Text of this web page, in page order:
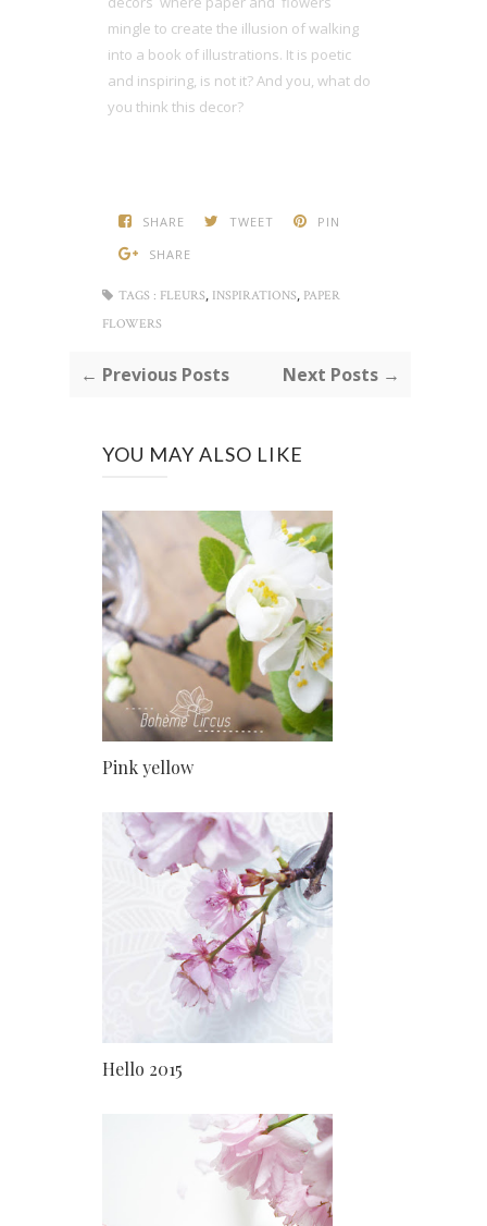
mingle to create the illusion of walking
into a book of illustrations. It is poetic
and inspiring, is not it? And you, what do
you think this decor?
SHARE TWEET
PIN
SHARE
TAGS : FLEURS, INSPIRATIONS, PAPER
FLOWERS
← Previous Posts Next Posts →
YOU MAY ALSO LIKE
Pink yellow
Hello 2015